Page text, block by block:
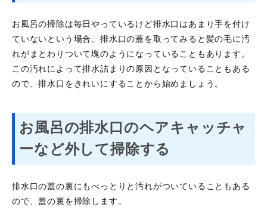
お風呂の掃除は毎日やっているけど排水口はあまり手を付け
ていないという場合、排水口の蓋を取ってみると髪の毛に汚
れがまとわりついて塊のようになっていることもあります。
この汚れによって排水詰まりの原因となっていることもある
ので、排水口をきれいにすることから始めましょう。
お風呂の排水口のヘアキャッチャ
ーなど外して掃除する
排水口の蓋の裏にもべっとりと汚れがついていることもある
ので、蓋の裏を掃除します。